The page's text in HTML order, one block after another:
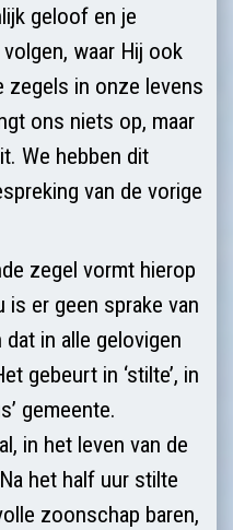
geloof en je
waar Hij ook
zegels in onze levens
ons niets op, maar
We hebben dit
van de vorige
zegel vormt hierop
is er geen sprake van
dat in alle gelovigen
gebeurt in ‘stilte’, in
gemeente.
in het leven van de
het half uur stilte
zoonschap baren,